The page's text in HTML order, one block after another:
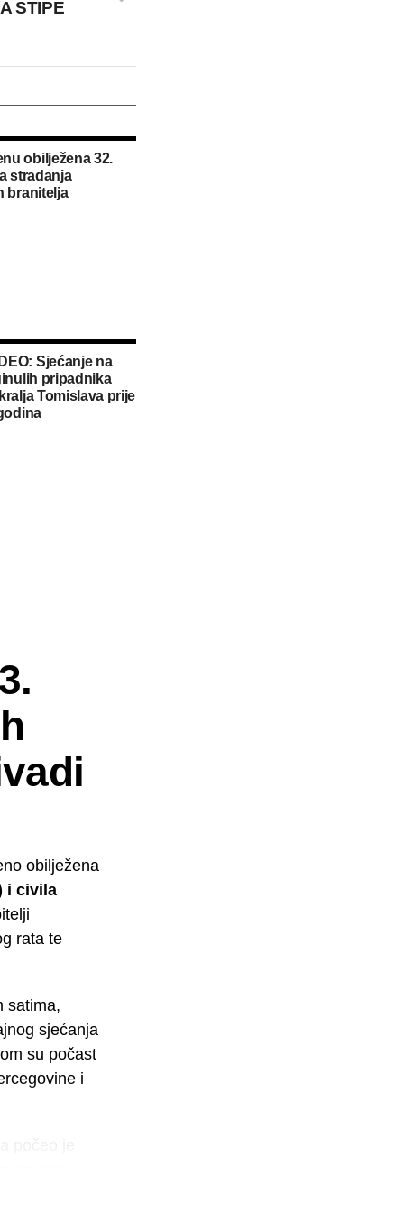
STIPE
obilježena 32.
stradanja
branitelja
Sjećanje na
pripadnika
Tomislava prije
obilježena
i civila
rata te
satima,
sjećanja
su počast
i